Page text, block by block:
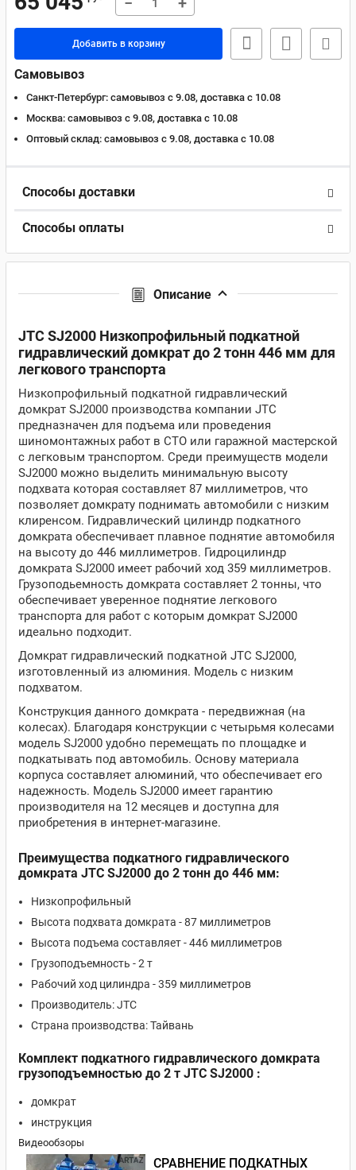
Добавить в корзину
Самовывоз
Санкт-Петербург: самовывоз с 9.08, доставка c 10.08
Москва: самовывоз с 9.08, доставка c 10.08
Оптовый склад: самовывоз с 9.08, доставка c 10.08
Способы доставки
Способы оплаты
Описание
JTC SJ2000 Низкопрофильный подкатной
гидравлический домкрат до 2 тонн 446 мм для
легкового транспорта
Низкопрофильный подкатной гидравлический
домкрат SJ2000 производства компании JTC
предназначен для подъема или проведения
шиномонтажных работ в СТО или гаражной мастерской
с легковым транспортом. Среди преимуществ модели
SJ2000 можно выделить минимальную высоту
подхвата которая составляет 87 миллиметров, что
позволяет домкрату поднимать автомобили с низким
клиренсом. Гидравлический цилиндр подкатного
домкрата обеспечивает плавное поднятие автомобиля
на высоту до 446 миллиметров. Гидроцилиндр
домкрата SJ2000 имеет рабочий ход 359 миллиметров.
Грузоподьемность домкрата составляет 2 тонны, что
обеспечивает уверенное поднятие легкового
транспорта для работ с которым домкрат SJ2000
идеально подходит.
Домкрат гидравлический подкатной JTC SJ2000,
изготовленный из алюминия. Модель с низким
подхватом.
Конструкция данного домкрата - передвижная (на
колесах). Благодаря конструкции с четырьмя колесами
модель SJ2000 удобно перемещать по площадке и
подкатывать под автомобиль. Основу материала
корпуса составляет алюминий, что обеспечивает его
надежность. Модель SJ2000 имеет гарантию
производителя на 12 месяцев и доступна для
приобретения в интернет-магазине.
Преимущества подкатного гидравлического
домкрата JTC SJ2000 до 2 тонн до 446 мм:
Низкопрофильный
Высота подхвата домкрата - 87 миллиметров
Высота подъема составляет - 446 миллиметров
Грузоподъемность - 2 т
Рабочий ход цилиндра - 359 миллиметров
Производитель: JTC
Страна производства: Тайвань
Комплект подкатного гидравлического домкрата
грузоподъемностью до 2 т JTC SJ2000 :
домкрат
инструкция
Видеообзоры
СРАВНЕНИЕ ПОДКАТНЫХ